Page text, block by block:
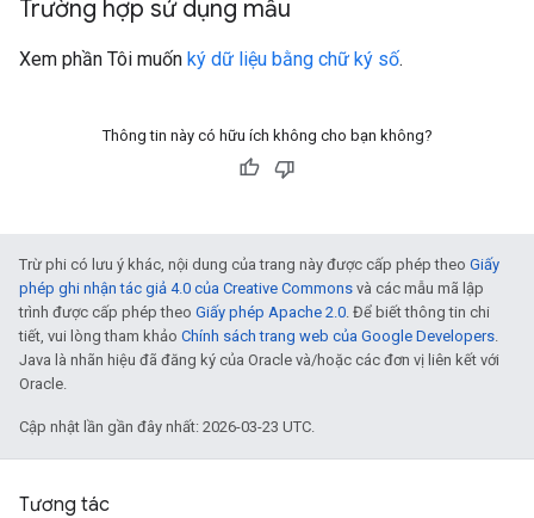
Trường hợp sử dụng mẫu
Xem phần Tôi muốn ký dữ liệu bằng chữ ký số.
Thông tin này có hữu ích không cho bạn không?
Trừ phi có lưu ý khác, nội dung của trang này được cấp phép theo Giấy
phép ghi nhận tác giả 4.0 của Creative Commons và các mẫu mã lập
trình được cấp phép theo Giấy phép Apache 2.0. Để biết thông tin chi
tiết, vui lòng tham khảo Chính sách trang web của Google Developers.
Java là nhãn hiệu đã đăng ký của Oracle và/hoặc các đơn vị liên kết với
Oracle.
Cập nhật lần gần đây nhất: 2026-03-23 UTC.
Tương tác